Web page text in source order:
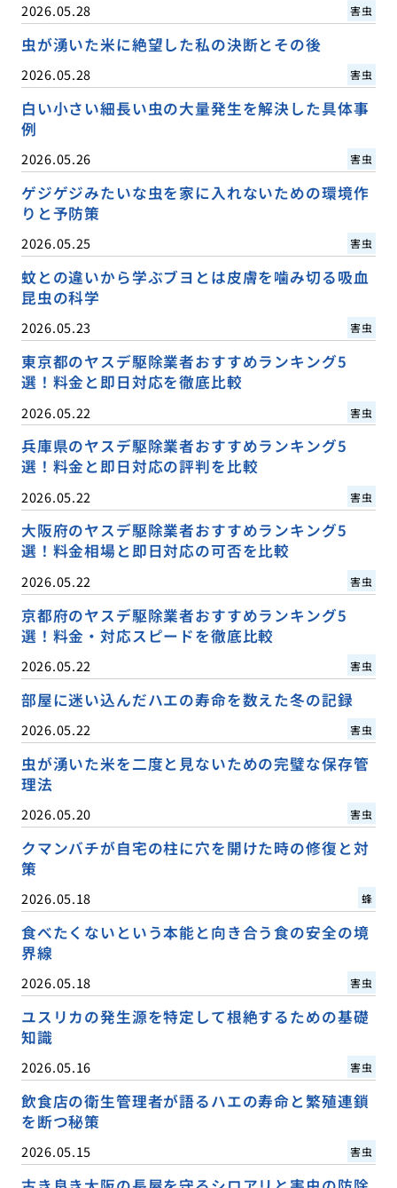
2026.05.28 害虫
虫が湧いた米に絶望した私の決断とその後
2026.05.28 害虫
白い小さい細長い虫の大量発生を解決した具体事
例
2026.05.26 害虫
ゲジゲジみたいな虫を家に入れないための環境作
りと予防策
2026.05.25 害虫
蚊との違いから学ぶブヨとは皮膚を噛み切る吸血
昆虫の科学
2026.05.23 害虫
東京都のヤスデ駆除業者おすすめランキング5
選！料金と即日対応を徹底比較
2026.05.22 害虫
兵庫県のヤスデ駆除業者おすすめランキング5
選！料金と即日対応の評判を比較
2026.05.22 害虫
大阪府のヤスデ駆除業者おすすめランキング5
選！料金相場と即日対応の可否を比較
2026.05.22 害虫
京都府のヤスデ駆除業者おすすめランキング5
選！料金・対応スピードを徹底比較
2026.05.22 害虫
部屋に迷い込んだハエの寿命を数えた冬の記録
2026.05.22 害虫
虫が湧いた米を二度と見ないための完璧な保存管
理法
2026.05.20 害虫
クマンバチが自宅の柱に穴を開けた時の修復と対
策
2026.05.18 蜂
食べたくないという本能と向き合う食の安全の境
界線
2026.05.18 害虫
ユスリカの発生源を特定して根絶するための基礎
知識
2026.05.16 害虫
飲食店の衛生管理者が語るハエの寿命と繁殖連鎖
を断つ秘策
2026.05.15 害虫